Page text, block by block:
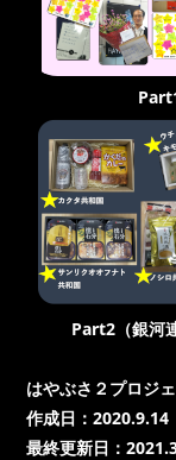
Part2（銀河
はやぶさ２プロジ
作成日：2020.9.14
最終更新日：